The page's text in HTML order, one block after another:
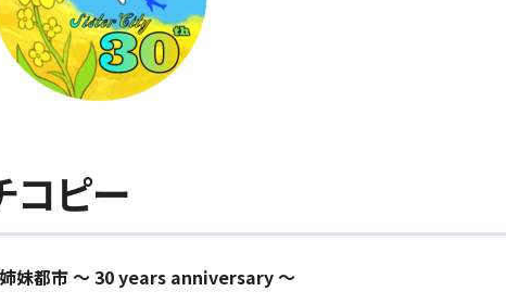
コピー
姉妹都市 ～ 30 years anniversary ～